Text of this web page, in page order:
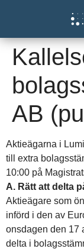
AB
Aktieägarna i
till extra
10:00 på
A. Rätt att delta
Aktieägare som
införd i den av
onsdagen den 17
delta i